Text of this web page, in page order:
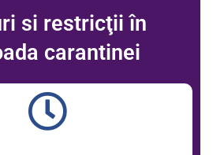
si restricţii în
carantinei